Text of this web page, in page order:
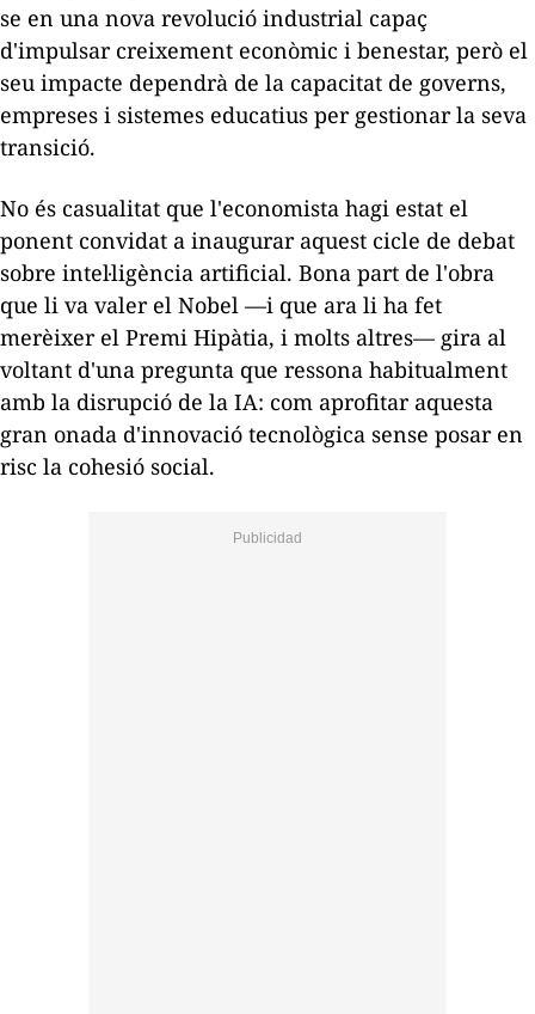
se en una nova revolució industrial capaç
d'impulsar creixement econòmic i benestar, però el
seu impacte dependrà de la capacitat de governs,
empreses i sistemes educatius per gestionar la seva
transició.
No és casualitat que l'economista hagi estat el
ponent convidat a inaugurar aquest cicle de debat
sobre intel·ligència artificial. Bona part de l'obra
que li va valer el Nobel —i que ara li ha fet
merèixer el Premi Hipàtia, i molts altres— gira al
voltant d'una pregunta que ressona habitualment
amb la disrupció de la IA: com aprofitar aquesta
gran onada d'innovació tecnològica sense posar en
risc la cohesió social.